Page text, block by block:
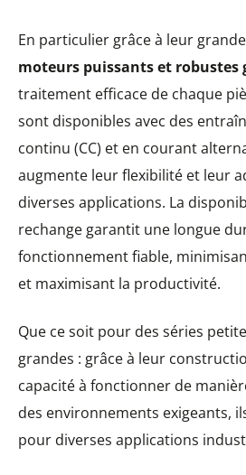
En particulier grâce à leur
moteurs puissants et robustes
traitement efficace de chaque
sont disponibles avec des
continu (CC) et en courant
augmente leur flexibilité et leur
diverses applications. La
rechange garantit une longue
fonctionnement fiable,
et maximisant la productivité.
Que ce soit pour des séries
grandes : grâce à leur
capacité à fonctionner de
des environnements exigeants,
pour diverses applications